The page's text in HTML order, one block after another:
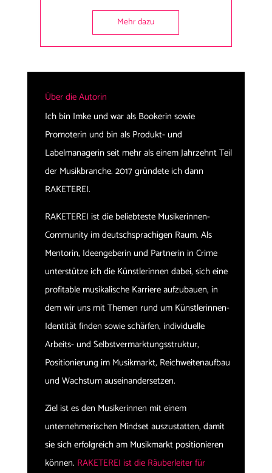
Mehr dazu
Über die Autorin
Ich bin Imke und war als Bookerin sowie
Promoterin und bin als Produkt- und
Labelmanagerin seit mehr als einem Jahrzehnt Teil
der Musikbranche. 2017 gründete ich dann
RAKETEREI.
RAKETEREI ist die beliebteste Musikerinnen-
Community im deutschsprachigen Raum. Als
Mentorin, Ideengeberin und Partnerin in Crime
unterstütze ich die Künstlerinnen dabei, sich eine
profitable musikalische Karriere aufzubauen, in
dem wir uns mit Themen rund um Künstlerinnen-
Identität finden sowie schärfen, individuelle
Arbeits- und Selbstvermarktungsstruktur,
Positionierung im Musikmarkt, Reichweitenaufbau
und Wachstum auseinandersetzen.
Ziel ist es den Musikerinnen mit einem
unternehmerischen Mindset auszustatten, damit
sie sich erfolgreich am Musikmarkt positionieren
können. RAKETEREI ist die Räuberleiter für